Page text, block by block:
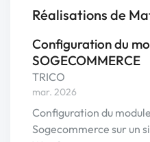
Réalisations de
Configuration du
SOGECOMMERCE
TRICO
mar. 2026
Configuration du
Sogecommerce sur un